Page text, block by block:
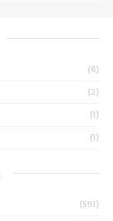
(6)
(2)
(1)
(1)
(591)